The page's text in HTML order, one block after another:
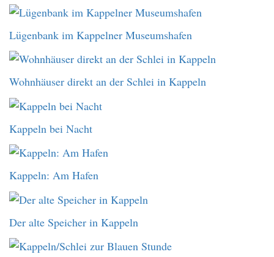
Lügenbank im Kappelner Museumshafen
Wohnhäuser direkt an der Schlei in Kappeln
Kappeln bei Nacht
Kappeln: Am Hafen
Der alte Speicher in Kappeln